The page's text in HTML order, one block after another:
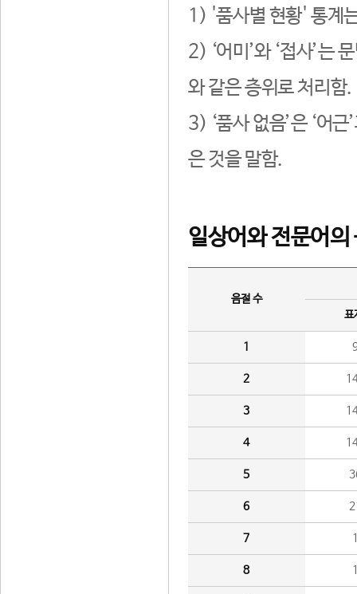
1) '품사별 현황' 통계
2) ‘어미’와 ‘접사’는
와 같은 층위로 처리함.
3) ‘품사 없음’은 ‘어
은 것을 말함.
일상어와 전문어의
음절 수
표
1
2
3
4
5
6
7
8